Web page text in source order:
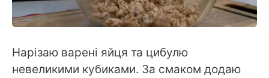
Нарізаю варені яйця та цибулю
невеликими кубиками. За смаком додаю